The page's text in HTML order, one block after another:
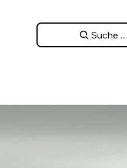
Suche ...